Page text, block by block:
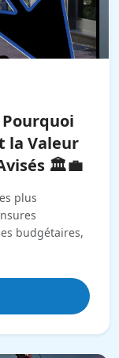
la Valeur
🏛️💼
plus
budgétaires,